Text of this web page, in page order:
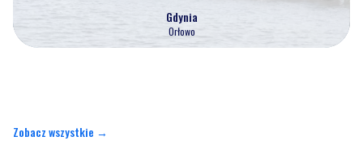
Gdynia
Orłowo
Zobacz wszystkie →